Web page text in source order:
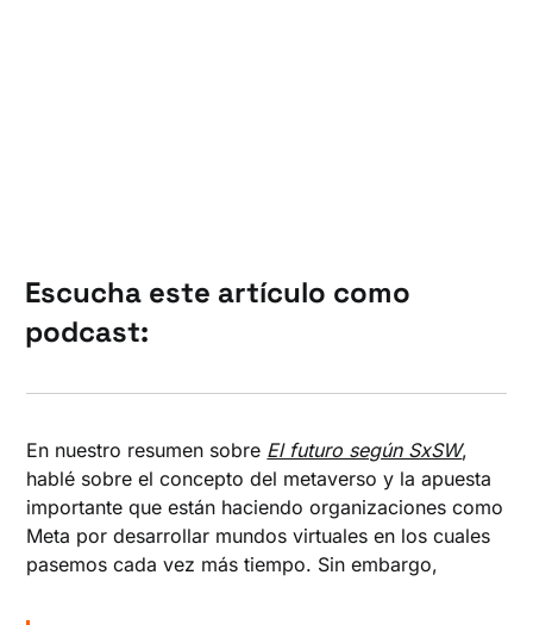
Escucha este artículo como
podcast:
En nuestro resumen sobre El futuro según SxSW,
hablé sobre el concepto del metaverso y la apuesta
importante que están haciendo organizaciones como
Meta por desarrollar mundos virtuales en los cuales
pasemos cada vez más tiempo. Sin embargo,